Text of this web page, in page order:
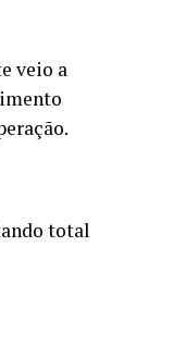
veio a
total